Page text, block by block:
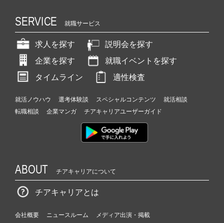
SERVICE 就職サービス
求人を探す
説明会を探す
企業を探す
就職イベントを探す
タイムライン
適性検査
就活ノウハウ 選考体験談 スペシャルコンテンツ
就活相談
転職相談
企業マンガ チアキャリアユーザーガイド
ABOUT チアキャリアについて
チアキャリアとは
会社概要 ニュースルーム
メディア出演・掲載